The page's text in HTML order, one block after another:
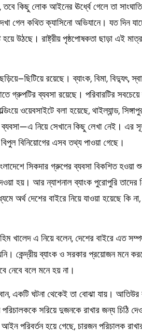
কিছু লোক আইনের ঊর্ধ্বে গেলে তা
গেল কথিত ক্যাসিনো অভিযানে। যত দিন
উঠছে। রাষ্ট্রীয় পৃষ্ঠপোষকতা ছাড়া এই
রয়েছে। ব্যাংক, বিমা, বিদ্যুৎ,
গ্রুপটির ব্যবসা রয়েছে। পরিবারটির
ওয়েবসাইটে বলা হয়েছে, থাইল্যান্ড,
নিয়ে সেখানে কিছু লেখা নেই। এর
বিনিয়োগের এসব তথ্য পাওয়া গেছে।
সিকদার গ্রুপের ব্যবসা বিকশিত
হয়। আর ন্যাশনাল ব্যাংক পুরোপুরি তাদের
অর্থ দেশের বাইরে নিয়ে যাওয়া হয়েছে কি
খালেদ এ নিয়ে বলেন, দেশের বাইরে এত
কেন্দ্রীয় ব্যাংক ও সরকার প্রয়োজন মনে
নেবে বলে মনে হয় না।
একটি ঘটনা থেকেই তা বোঝা যায়। আতিউর
পরিচালককে সরিয়ে দুজনকে রাখার জন্য চিঠি
পরিবর্তন হয়ে গেছে, চারজন পরিচালক